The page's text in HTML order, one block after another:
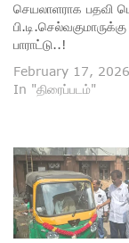
செயலாளராக பதவி
பி.டி.செல்வகுமாருக்கு
பாராட்டு..!
February 17, 2026
In "திரைப்படம்"